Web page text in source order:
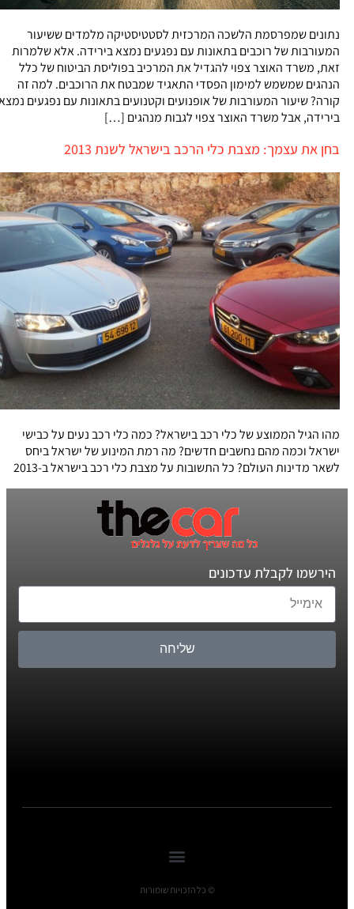
נתונים שמפרסמת הלשכה המרכזית לסטטיסטיקה מלמדים ששיעור
המעורבות של רוכבים בתאונות עם נפגעים נמצא בירידה. אלא שלמרות
זאת, משרד האוצר צפוי להגדיל את המרכיב בפוליסת הביטוח של כלל
הנהגים שמשמש למימון הפסדי התאגיד שמבטח את הרוכבים. למה זה
קורה? שיעור המעורבות של אופנועים וקטנועים בתאונות עם נפגעים נמצא
בירידה, אבל משרד האוצר צפוי לגבות מנהגים […]
בחן את עצמך: מצבת כלי הרכב בישראל לשנת 2013
מהו הגיל הממוצע של כלי רכב בישראל? כמה כלי רכב נעים על כבישי
ישראל וכמה מהם נחשבים חדשים? מה רמת המינוע של ישראל ביחס
לשאר מדינות העולם? כל התשובות על מצבת כלי רכב בישראל ב-2013
הירשמו לקבלת עדכונים
שליחה
© כל הזכויות שומורות